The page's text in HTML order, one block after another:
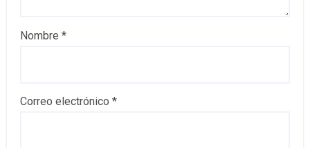
Nombre *
Correo electrónico *